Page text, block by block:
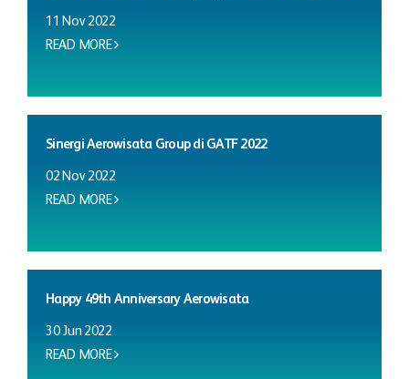
11 Nov 2022
READ MORE
Sinergi Aerowisata Group di GATF 2022
02 Nov 2022
READ MORE
Happy 49th Anniversary Aerowisata
30 Jun 2022
READ MORE